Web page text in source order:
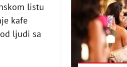
listu
kafe
ljudi sa